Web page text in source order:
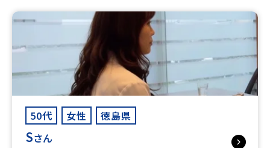
50代 女性 徳島県
Sさん